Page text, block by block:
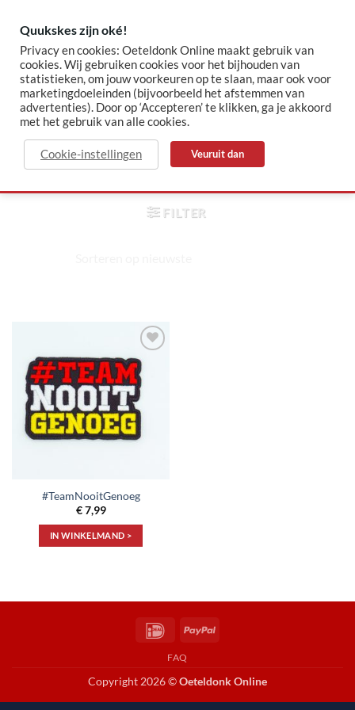
content
✓ Sinds 2015 jouw Oeteldonk-shop ✓ Veilig betalen via Mollie
teamnooitgenoeg
HOME / PRODUCTEN GETAGGED
FILTER
Toevoegen
aan
verlanglijst
#TeamNooitGenoeg
€7,99
IN WINKELMAND >
IDeal PayPal
FAQ
Copyright 2026 ©Oeteldonk Online
Quukskes zijn oké!
Privacy en cookies: Oeteldonk Online maakt gebruik van
cookies. Wij gebruiken cookies voor het bijhouden van
statistieken, om jouw voorkeuren op te slaan, maar ook voor
marketingdoeleinden (bijvoorbeeld het afstemmen van
advertenties). Door op ‘Accepteren’ te klikken, ga je akkoord
met het gebruik van alle cookies.
Cookie-instellingen Veuruit dan